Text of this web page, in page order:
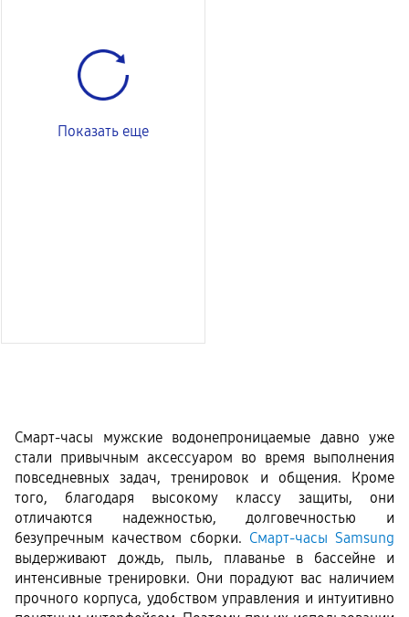
Показать еще
Смарт-часы мужские водонепроницаемые давно уже
стали привычным аксессуаром во время выполнения
повседневных задач, тренировок и общения. Кроме
того, благодаря высокому классу защиты, они
отличаются надежностью, долговечностью и
безупречным качеством сборки. Смарт-часы Samsung
выдерживают дождь, пыль, плаванье в бассейне и
интенсивные тренировки. Они порадуют вас наличием
прочного корпуса, удобством управления и интуитивно